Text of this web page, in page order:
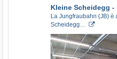
Kleine Scheidegg
La Jungfraubahn (JB) è
Scheidegg…